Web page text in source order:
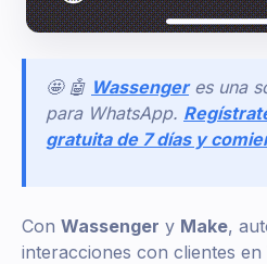
🤩 🤖 Wassenger es una
para WhatsApp.
gratuita de 7 días y
Con Wassenger y Make,
interacciones con clientes